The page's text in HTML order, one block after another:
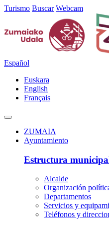
Turismo Buscar Webcam
Español
Euskara
English
Français
ZUMAIA
Ayuntamiento
Estructura
Alcalde
Organización
Departamentos
Servicios y
Teléfonos y